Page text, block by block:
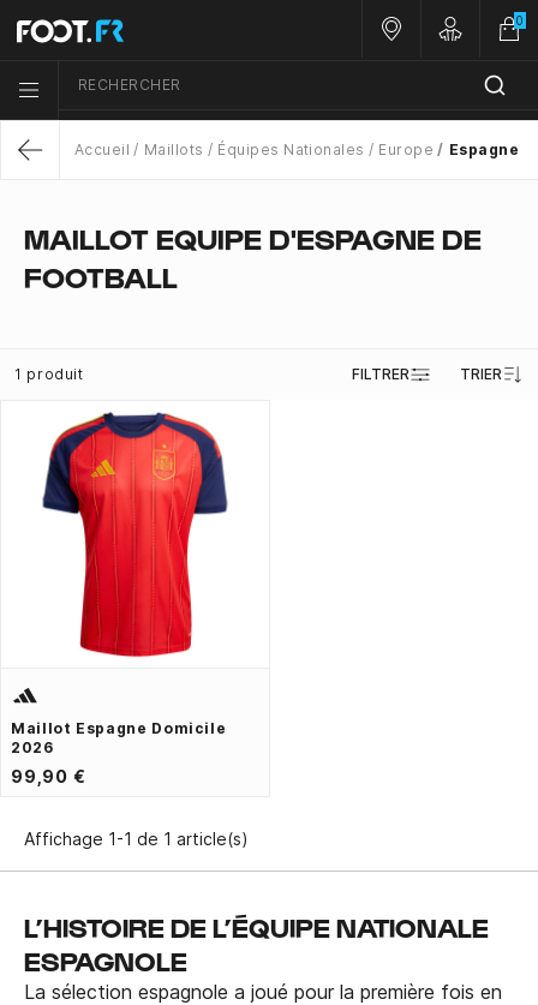
Menu list icon
RECHERCHER
Nos magasins
Customer
0
Accueil Maillots Équipes Nationales Europe Espagne
MAILLOT EQUIPE D'ESPAGNE DE
FOOTBALL
1 produit FILTRER TRIER
Maillot Espagne Domicile
2026
99,90 €
Affichage 1-1 de 1 article(s)
L’HISTOIRE DE L’ÉQUIPE NATIONALE
ESPAGNOLE
La sélection espagnole a joué pour la première fois en